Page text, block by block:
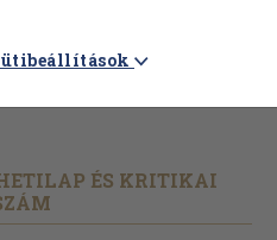
ÉS KRITIKAI